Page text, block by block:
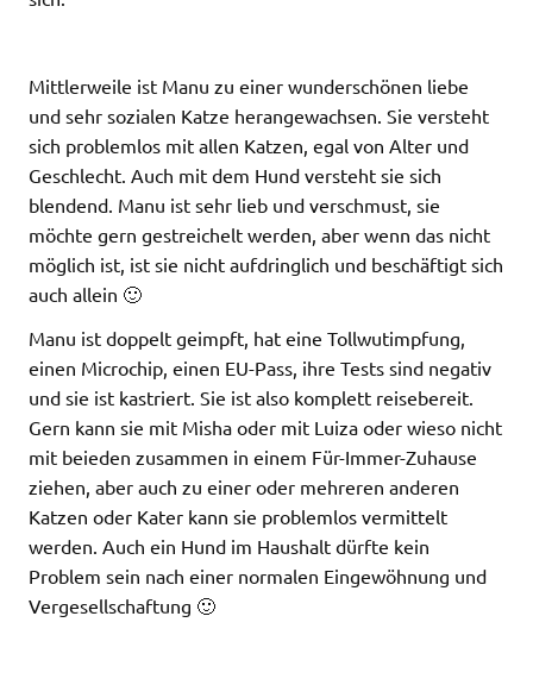
Mittlerweile ist Manu zu einer wunderschönen liebe
und sehr sozialen Katze herangewachsen. Sie versteht
sich problemlos mit allen Katzen, egal von Alter und
Geschlecht. Auch mit dem Hund versteht sie sich
blendend. Manu ist sehr lieb und verschmust, sie
möchte gern gestreichelt werden, aber wenn das nicht
möglich ist, ist sie nicht aufdringlich und beschäftigt sich
auch allein 🙂
Manu ist doppelt geimpft, hat eine Tollwutimpfung,
einen Microchip, einen EU-Pass, ihre Tests sind negativ
und sie ist kastriert. Sie ist also komplett reisebereit.
Gern kann sie mit Misha oder mit Luiza oder wieso nicht
mit beieden zusammen in einem Für-Immer-Zuhause
ziehen, aber auch zu einer oder mehreren anderen
Katzen oder Kater kann sie problemlos vermittelt
werden. Auch ein Hund im Haushalt dürfte kein
Problem sein nach einer normalen Eingewöhnung und
Vergesellschaftung 🙂